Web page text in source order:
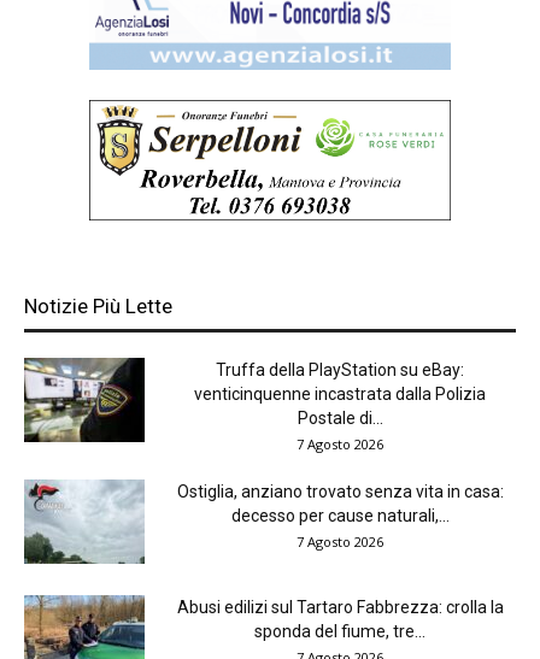
Notizie Più Lette
Truffa della PlayStation su eBay:
venticinquenne incastrata dalla Polizia
Postale di...
7 Agosto 2026
Ostiglia, anziano trovato senza vita in casa:
decesso per cause naturali,...
7 Agosto 2026
Abusi edilizi sul Tartaro Fabbrezza: crolla la
sponda del fiume, tre...